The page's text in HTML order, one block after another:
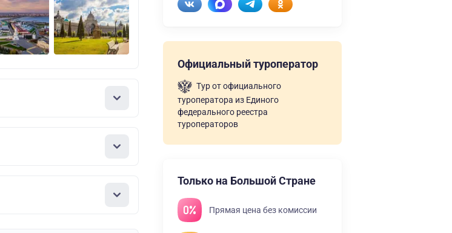
Официальный туроператор
Тур от официального
туроператора из Единого
федерального реестра
туроператоров
Только на Большой Стране
Прямая цена без комиссии